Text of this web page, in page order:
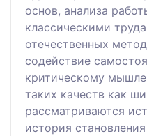
основ, анализа
классическими
отечественных
содействие
критическому
таких качеств как
рассматриваются
история